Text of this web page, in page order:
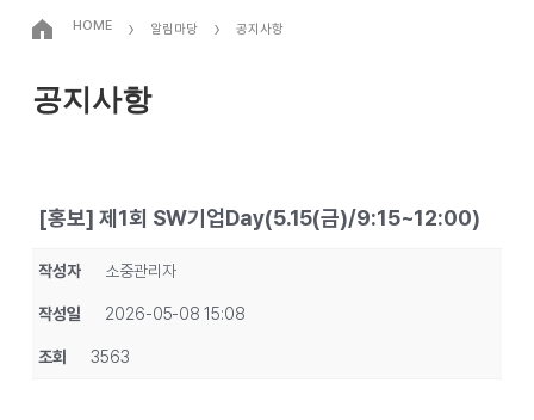
HOME › 알림마당 › 공지사항
공지사항
[홍보] 제1회 SW기업Day(5.15(금)/9:15~12:00)
작성자 소중관리자
작성일 2026-05-08 15:08
조회 3563